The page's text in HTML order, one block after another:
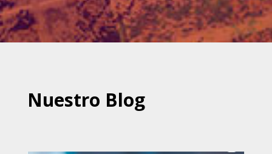
Nuestro Blog